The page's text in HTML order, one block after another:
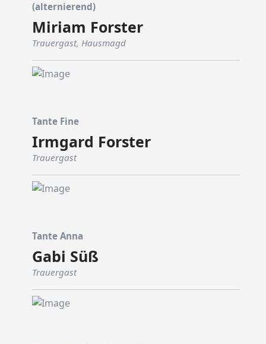
(alternierend)
Miriam Forster
Trauergast, Hausmagd
Tante Fine
Irmgard Forster
Trauergast
Tante Anna
Gabi Süß
Trauergast